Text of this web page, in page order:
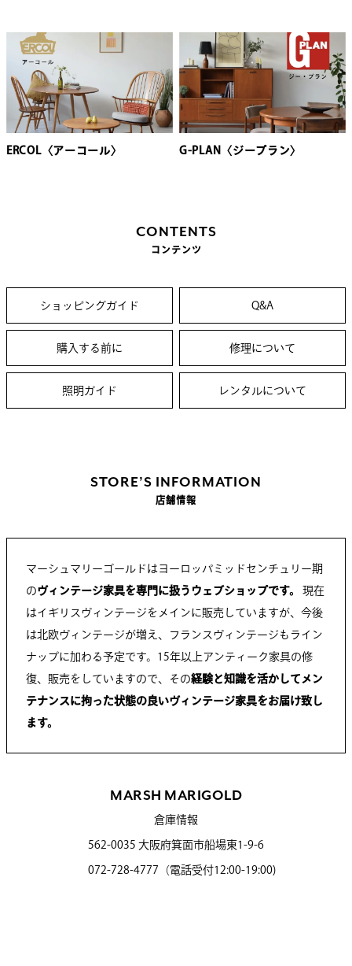
ERCOL〈アーコール〉 G-PLAN〈ジープラン〉
CONTENTS
コンテンツ
ショッピングガイド Q&A
購入する前に 修理について
照明ガイド レンタルについて
STORE’S INFORMATION
店舗情報
マーシュマリーゴールドはヨーロッパミッドセンチュリー期
のヴィンテージ家具を専門に扱うウェブショップです。 現在
はイギリスヴィンテージをメインに販売していますが、今後
は北欧ヴィンテージが増え、フランスヴィンテージもライン
ナップに加わる予定です。15年以上アンティーク家具の修
復、販売をしていますので、その経験と知識を活かしてメン
テナンスに拘った状態の良いヴィンテージ家具をお届け致し
ます。
MARSH MARIGOLD
倉庫情報
562-0035 大阪府箕面市船場東1-9-6
072-728-4777（電話受付12:00-19:00)